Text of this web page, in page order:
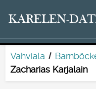
KARELEN-
Vahviala
Zacharias Karjalain